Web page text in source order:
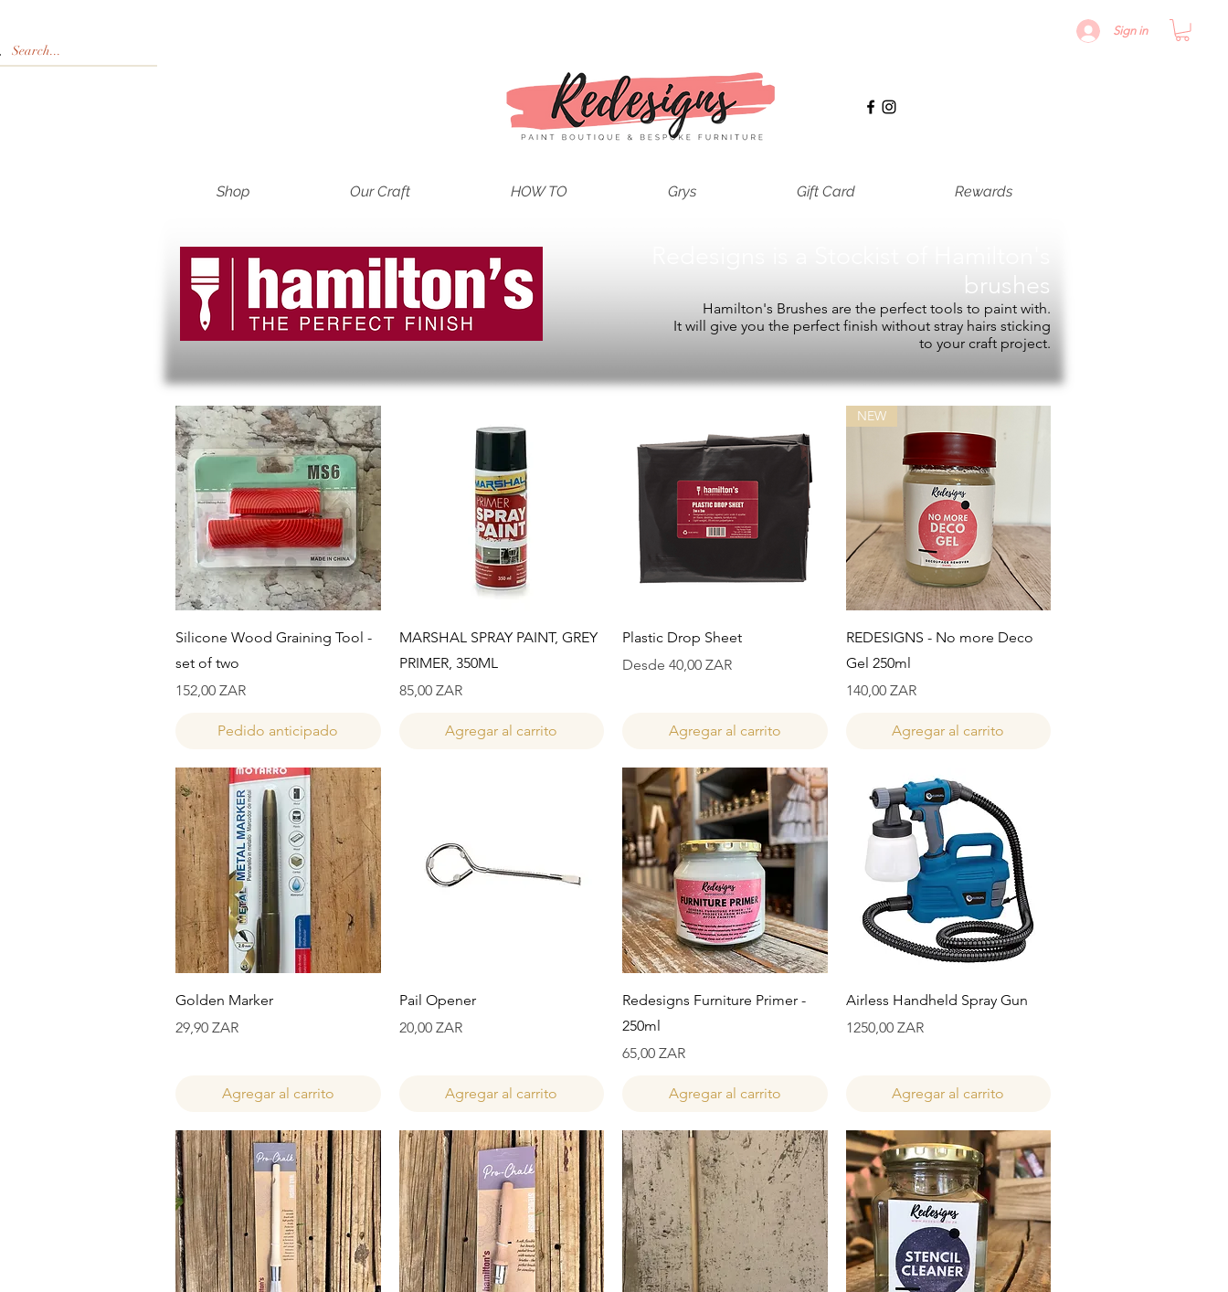
Sign in
Shop Our Craft HOW TO Grys Gift Card Rewards
brushes
Hamilton's Brushes are the perfect tools to paint with.
It will give you the perfect finish without stray hairs sticking
to your craft project.
Vista rápida
Silicone Wood Graining Tool -
set of two
Precio
152,00 ZAR
Pedido anticipado
Vista rápida
MARSHAL SPRAY PAINT, GREY
PRIMER, 350ML
Precio
85,00 ZAR
Agregar al carrito
Vista rápida
Plastic Drop Sheet
Desde 40,00 ZAR
Precio de oferta
Agregar al carrito
Vista rápida
NEW
REDESIGNS - No more Deco
Gel 250ml
Precio
140,00 ZAR
Agregar al carrito
Vista rápida
Golden Marker
Precio
29,90 ZAR
Agregar al carrito
Vista rápida
Pail Opener
Precio
20,00 ZAR
Agregar al carrito
Vista rápida
Redesigns Furniture Primer -
250ml
Precio
65,00 ZAR
Agregar al carrito
Vista rápida
Airless Handheld Spray Gun
Precio
1250,00 ZAR
Agregar al carrito